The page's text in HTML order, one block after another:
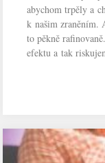
abychom trpěly a
k našim
to pěkně
efektu a tak